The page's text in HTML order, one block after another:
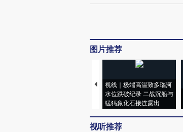
图片推荐
视线｜极端高温致多瑙河
水位跌破纪录 二战沉船与
猛犸象化石接连露出
视听推荐